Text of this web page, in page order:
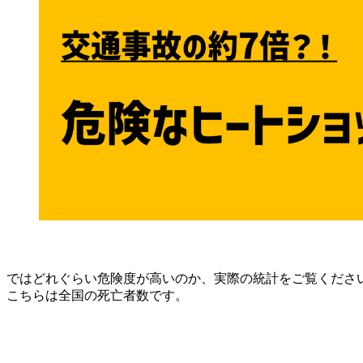
ではどれぐらい危険度が高いのか、実際の統計をご覧くださ
こちらは全国の死亡者数です。